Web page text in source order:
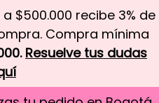
$500.000 recibe 3% de
Compra mínima
Resuelve tus dudas